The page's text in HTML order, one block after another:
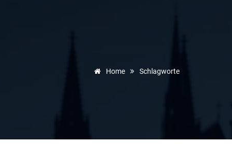
Home Schlagworte